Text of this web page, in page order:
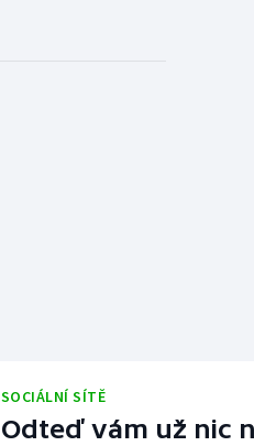
SOCIÁLNÍ SÍTĚ
Odteď vám už nic